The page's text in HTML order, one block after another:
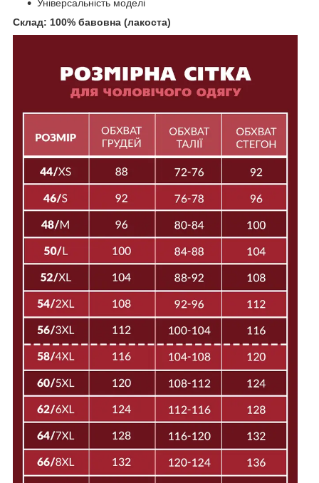
Універсальність моделі
Склад: 100% бавовна (лакоста)